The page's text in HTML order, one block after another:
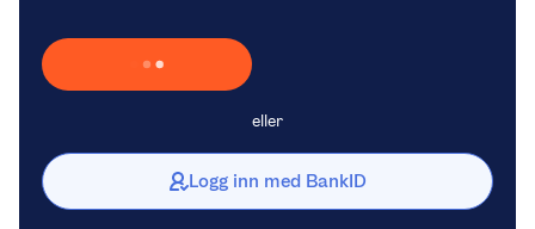
Laster inn Vipps …
eller
Logg inn med BankID